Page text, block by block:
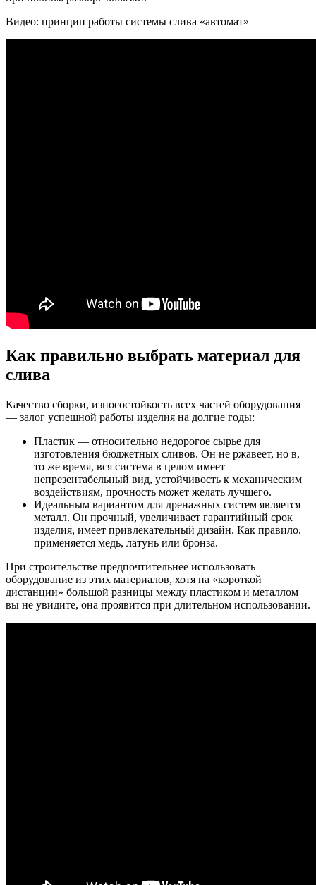
Видео: принцип работы системы слива «автомат»
Как правильно выбрать материал для
слива
Качество сборки, износостойкость всех частей оборудования
— залог успешной работы изделия на долгие годы:
Пластик — относительно недорогое сырье для
изготовления бюджетных сливов. Он не ржавеет, но в,
то же время, вся система в целом имеет
непрезентабельный вид, устойчивость к механическим
воздействиям, прочность может желать лучшего.
Идеальным вариантом для дренажных систем является
металл. Он прочный, увеличивает гарантийный срок
изделия, имеет привлекательный дизайн. Как правило,
применяется медь, латунь или бронза.
При строительстве предпочтительнее использовать
оборудование из этих материалов, хотя на «короткой
дистанции» большой разницы между пластиком и металлом
вы не увидите, она проявится при длительном использовании.